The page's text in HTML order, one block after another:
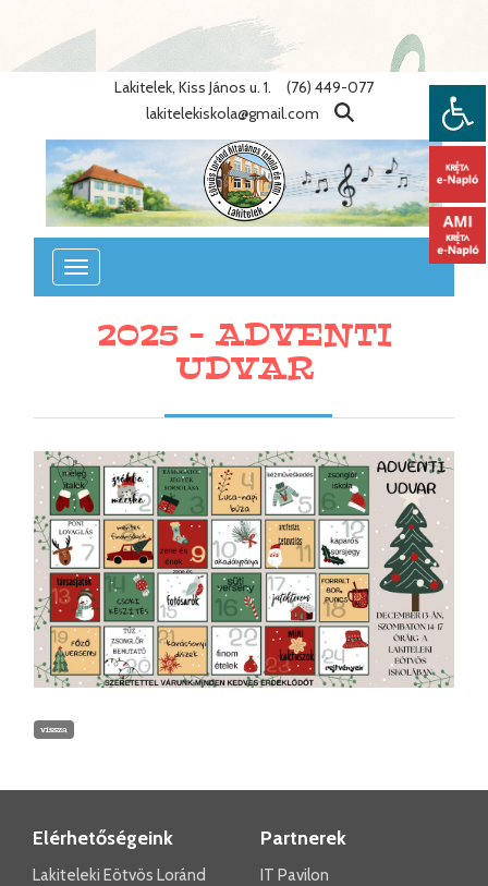
: Undefined variable $lang_id in
/home/eotvosiskola/public_html/lib/nyelvek.php on line
Lakitelek, Kiss János u. 1.
(76) 449-077
lakitelekiskola@gmail.com
Toggle
navigation
2025 - ADVENTI
UDVAR
vissza
Elérhetőségeink
Lakiteleki Eötvös Loránd
Partnerek
IT Pavilon